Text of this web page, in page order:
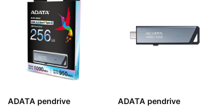
ADATA pendrive
ADATA pendrive